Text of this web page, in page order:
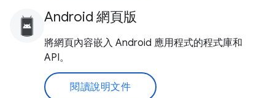
Android 網頁版
將網頁內容嵌入 Android 應用程式的程式庫和
API。
閱讀說明文件